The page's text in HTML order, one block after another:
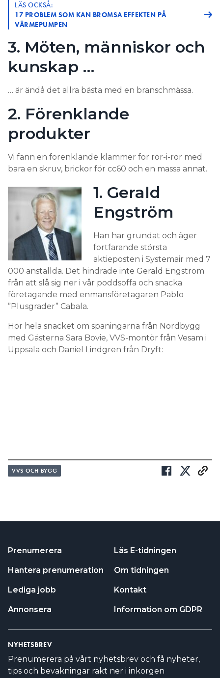
LÄS OCKSÅ:
17 PROBLEM SOM KAN BROMSA EFFEKTEN PÅ
VÄRMEPUMPEN
3. Möten, människor och
kunskap …
… är ändå det allra bästa med en branschmässa.
2. Förenklande
produkter
Vi fann en förenklande klammer för rör-i-rör med
bara en skruv, brickor för cc60 och en massa annat.
1. Gerald
Engström
Han har grundat och äger
fortfarande största
aktieposten i Systemair med 7
000 anställda. Det hindrade inte Gerald Engström
från att slå sig ner i vår poddsoffa och snacka
företagande med enmansföretagaren Pablo
”Plusgrader” Cabala.
Hör hela snacket om spaningarna från Nordbygg
med Gästerna Sara Bovie, VVS-montör från Vesam i
Uppsala och Daniel Lindgren från Dryft:
VVS OCH BYGG
Prenumerera
Hantera prenumeration
Lediga jobb
Annonsera
Läs E-tidningen
Om tidningen
Kontakt
Information om GDPR
NYHETSBREV
Prenumerera på vårt nyhetsbrev och få nyheter,
tips och bevakningar rakt ner i inkorgen